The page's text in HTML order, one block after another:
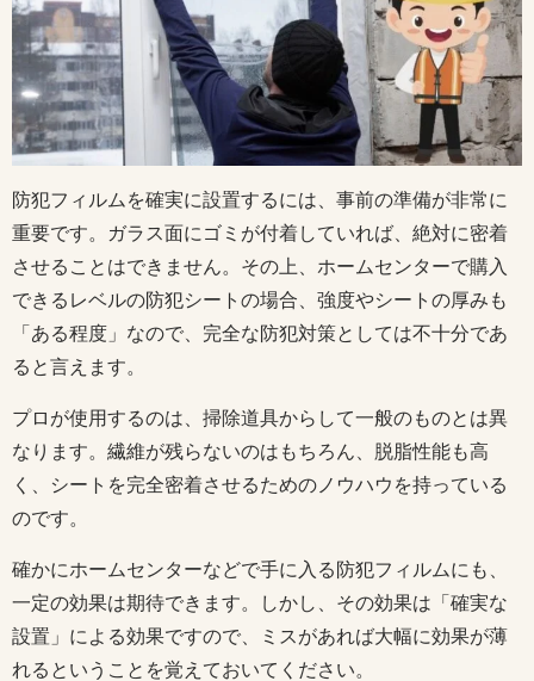
防犯フィルムを確実に設置するには、事前の準備が非常に
重要です。ガラス面にゴミが付着していれば、絶対に密着
させることはできません。その上、ホームセンターで購入
できるレベルの防犯シートの場合、強度やシートの厚みも
「ある程度」なので、完全な防犯対策としては不十分であ
ると言えます。
プロが使用するのは、掃除道具からして一般のものとは異
なります。繊維が残らないのはもちろん、脱脂性能も高
く、シートを完全密着させるためのノウハウを持っている
のです。
確かにホームセンターなどで手に入る防犯フィルムにも、
一定の効果は期待できます。しかし、その効果は「確実な
設置」による効果ですので、ミスがあれば大幅に効果が薄
れるということを覚えておいてください。